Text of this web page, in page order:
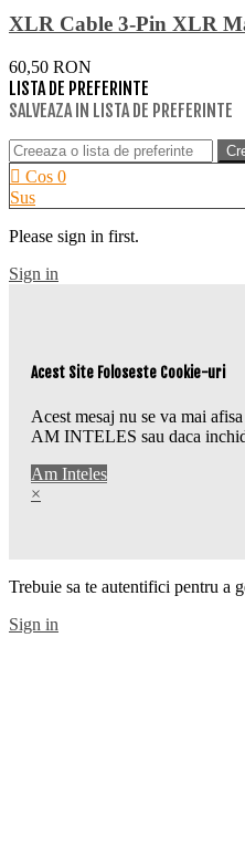
XLR Cable 3-Pin XLR
60,50 RON
LISTA DE PREFERINTE
SALVEAZA IN LISTA DE PREFERINTE
Cos 0
Sus
Please sign in first.
Sign in
Acest Site Foloseste Cookie-uri
Acest mesaj nu se va mai
AM INTELES sau daca
Am Inteles
×
Trebuie sa te autentifici pentru a
Sign in